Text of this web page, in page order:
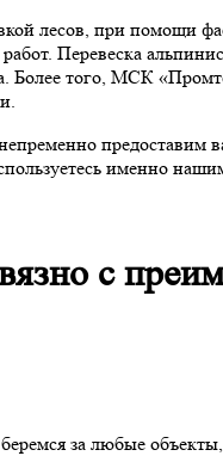
лесов, при помощи
Перевеска
Более того, МСК
предоставим
именно
с
за любые